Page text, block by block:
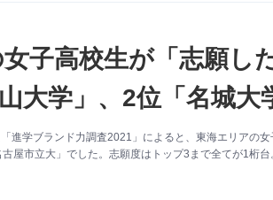
子高校生が「志願し
大学」、2位「名城大
進学ブランド力調査2021」によると、東海エリアの
屋市立大」でした。志願度はトップ3まで全てが1桁台